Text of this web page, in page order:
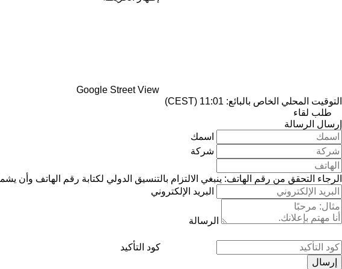
Google Street View
التوقيت المحلي الخاص بالبائع: 11:01 (CEST)
طلب لقاء
إرسال الرسالة
اسمك
شركة
الرجاء التحقق من رقم الهاتف: ينبغي الالتزام بالتنسيق الدولي لكتابة رقم الهاتف وأن
البريد الإلكتروني
الرسالة
كود التأكيد